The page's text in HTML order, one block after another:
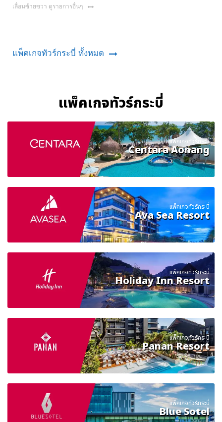
เลื่อนซ้ายขวา ดูรายการอื่นๆ
แพ็คเกจทัวร์กระบี่ ทั้งหมด
แพ็คเกจทัวร์กระบี่
แพ็คเกจทัวร์กระบี่
Centara Aonang
แพ็คเกจทัวร์กระบี่
Ava Sea Resort
แพ็คเกจทัวร์กระบี่
Holiday Inn Resort
แพ็คเกจทัวร์กระบี่
Panan Resort
แพ็คเกจทัวร์กระบี่
Blue Sotel